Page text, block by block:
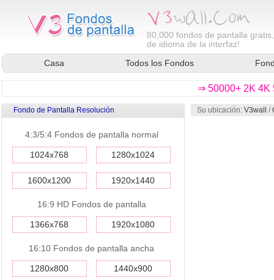
80,000 fondos de pantalla
de idioma de la interfaz!
Casa
Todos los Fondos
⇒ 50000+ 2K 4K
Fondo de Pantalla Resolución
4:3/5:4 Fondos de pantalla normal
1024x768 1280x1024
1600x1200 1920x1440
16:9 HD Fondos de pantalla
1366x768 1920x1080
16:10 Fondos de pantalla ancha
1280x800 1440x900
Su ubicación: V3wall /